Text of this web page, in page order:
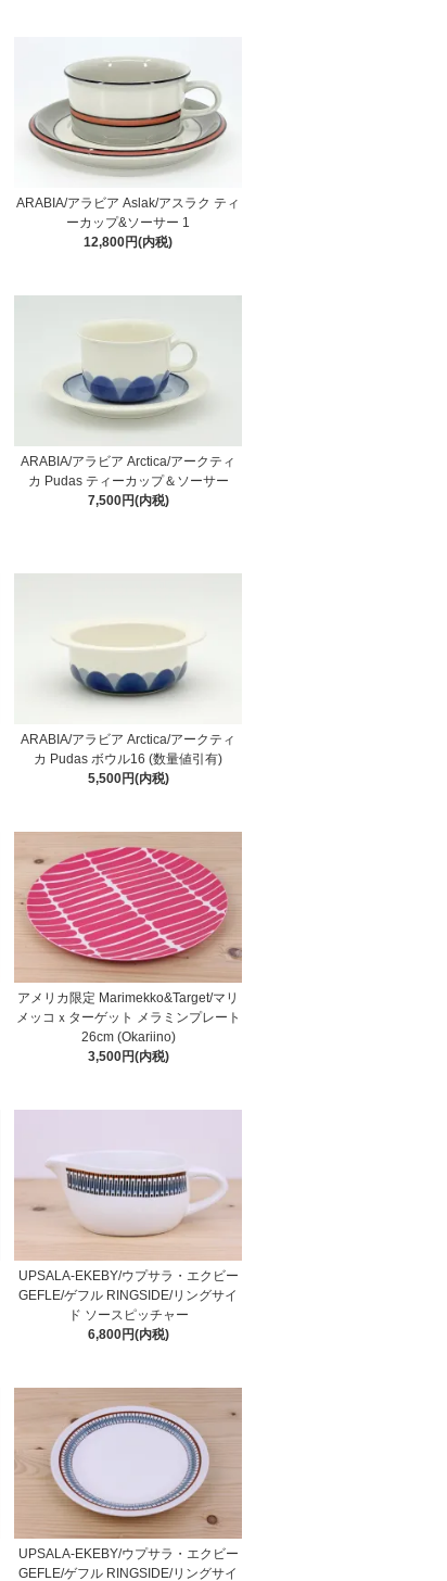
ARABIA/アラビア Aslak/アスラク ティ
ーカップ&ソーサー 1
12,800円(内税)
ARABIA/アラビア Arctica/アークティ
カ Pudas ティーカップ＆ソーサー
7,500円(内税)
ARABIA/アラビア Arctica/アークティ
カ Pudas ボウル16 (数量値引有)
5,500円(内税)
アメリカ限定 Marimekko&Target/マリ
メッコｘターゲット メラミンプレート
26cm (Okariino)
3,500円(内税)
UPSALA-EKEBY/ウプサラ・エクビー
GEFLE/ゲフル RINGSIDE/リングサイ
ド ソースピッチャー
6,800円(内税)
UPSALA-EKEBY/ウプサラ・エクビー
GEFLE/ゲフル RINGSIDE/リングサイ